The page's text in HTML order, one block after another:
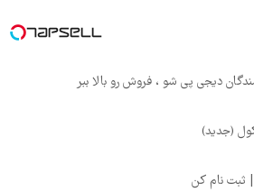
دیجی پی شو ، فروش رو بالا ببر